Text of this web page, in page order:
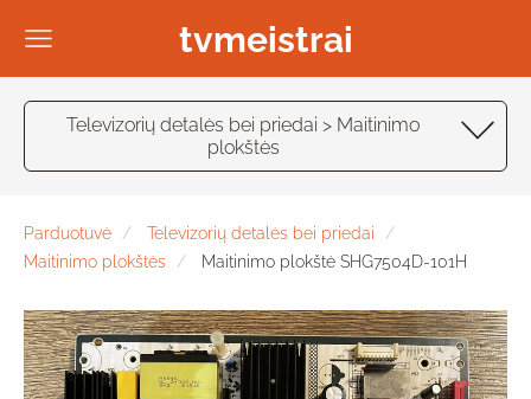
tvmeistrai
Televizorių detalės bei priedai > Maitinimo
plokštės
Parduotuvė
Televizorių detalės bei priedai
Maitinimo plokštės
Maitinimo plokštė SHG7504D-101H